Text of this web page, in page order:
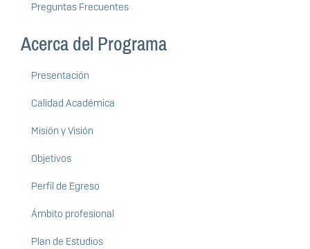
Preguntas Frecuentes
Acerca del Programa
Presentación
Calidad Académica
Misión y Visión
Objetivos
Perfil de Egreso
Ámbito profesional
Plan de Estudios